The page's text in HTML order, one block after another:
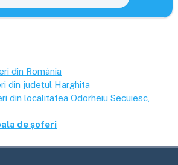
din România
din județul Harghita
din localitatea Odorheiu Secuiesc
de șoferi